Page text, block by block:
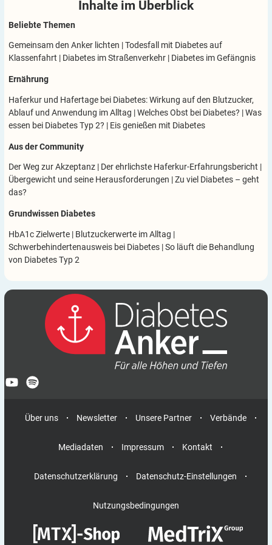
Ob mit oder ohne Diabetes: So gelingt es, sich
Essen im Urlaub: Wie lässt sich das Gewicht im
Essen für gesunde Gelenke – darauf musst Du
Welches Obst ist für Menschen mit Diabetes am
Adventszeit mit Diabetes – Tipps für
Hafertage: Darum tun sie bei Typ 2 Diabetes so gut
Fruchtzucker: keine gute Alternative bei Diabetes!
Eis geht immer – auch bei Diabetes
Ist Deine Leber gesund? Gesunde Ernährung
Gute Vorsätze zur Gewohnheit werden lassen? So
Inhalte im Überblick
Beliebte Themen
Gemeinsam den Anker lichten |Todesfall mit Diabetes auf
Klassenfahrt | Diabetes im Straßenverkehr | Diabetes im Gefängnis
Ernährung
Haferkur und Hafertage bei Diabetes: Wirkung auf den Blutzucker,
Ablauf und Anwendung im Alltag |Welches Obst bei Diabetes? |Was
essen bei Diabetes Typ 2? | Eis genießen mit Diabetes
Aus der Community
Der Weg zur Akzeptanz | Der ehrlichste Haferkur-Erfahrungsbericht |
Übergewicht und seine Herausforderungen |Zu viel Diabetes – geht
das?
Grundwissen Diabetes
HbA1c Zielwerte | Blutzuckerwerte im Alltag |
Schwerbehindertenausweis bei Diabetes |So läuft die Behandlung
von Diabetes Typ 2
Über uns Newsletter Unsere Partner Verbände
Mediadaten Impressum Kontakt
Datenschutzerklärung Datenschutz-Einstellungen
Nutzungsbedingungen